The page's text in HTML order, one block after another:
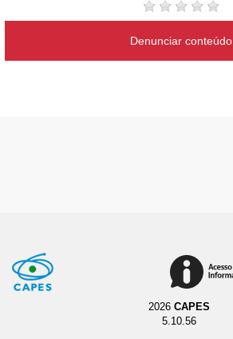
Denunciar conteúdo
2026 CAPES
5.10.56